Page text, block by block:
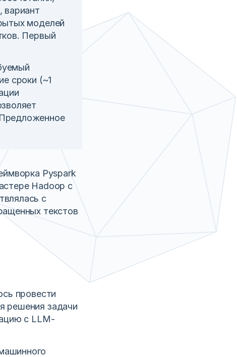
вариант
моделей
Первый
сроки (~1
Pyspark
Hadoop с
с
текстов
провести
решения задачи
с LLM-